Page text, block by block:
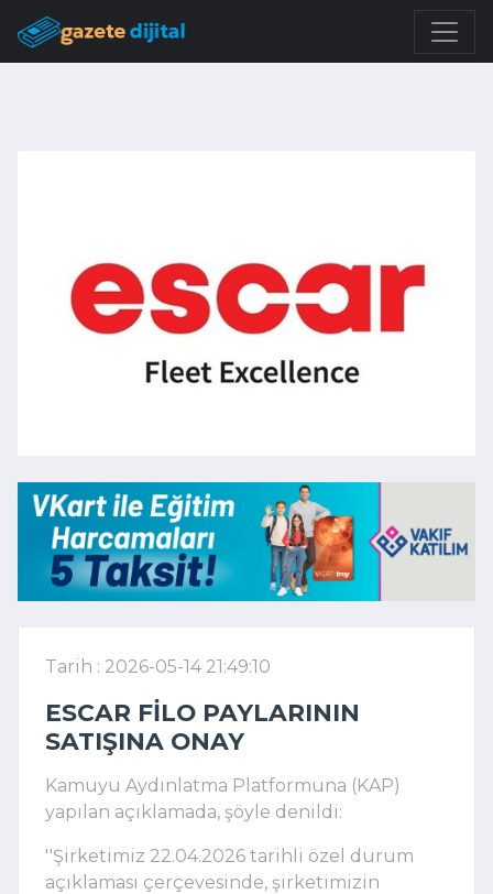
Tarih : 2026-05-14 21:49:10
ESCAR FILO PAYLARININ
SATIŞINA ONAY
Kamuyu Aydınlatma Platformuna (KAP)
yapılan açıklamada, şöyle denildi:
''Şirketimiz 22.04.2026 tarihli özel durum
açıklaması çerçevesinde, şirketimizin